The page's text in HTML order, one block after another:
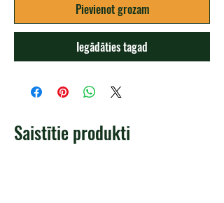
Pievienot grozam
Iegādāties tagad
Saistītie produkti